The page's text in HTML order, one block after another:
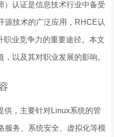
）认证是信息技术行业中备受
源技术的广泛应用，RHCE认
职业竞争力的重要途径。本文
以及其对职业发展的影响。
供，主要针对Linux系统的管
服务、系统安全、虚拟化等模